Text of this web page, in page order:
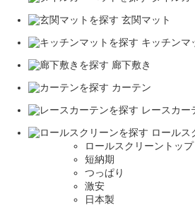
玄関マット
キッチンマ
廊下敷き
カーテン
レースカー
ロールス
ロールスクリーントップ
短納期
つっぱり
激安
日本製